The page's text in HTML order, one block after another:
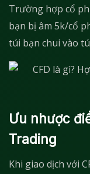
Trường hợp cổ
bạn bị âm 5k/cổ
túi bạn chui vào
Ưu nhược
Trading
Khi giao dịch với